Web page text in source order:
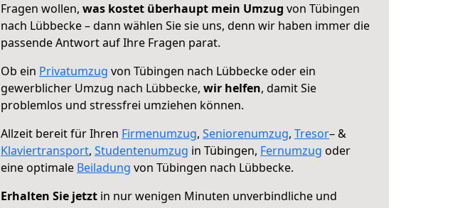
Fragen wollen, was kostet überhaupt mein Umzug von Tübingen
nach Lübbecke – dann wählen Sie sie uns, denn wir haben immer die
passende Antwort auf Ihre Fragen parat.
Ob ein Privatumzug von Tübingen nach Lübbecke oder ein
gewerblicher Umzug nach Lübbecke, wir helfen, damit Sie
problemlos und stressfrei umziehen können.
Allzeit bereit für Ihren Firmenumzug, Seniorenumzug, Tresor– &
Klaviertransport, Studentenumzug in Tübingen, Fernumzug oder
eine optimale Beiladung von Tübingen nach Lübbecke.
Erhalten Sie jetzt in nur wenigen Minuten unverbindliche und